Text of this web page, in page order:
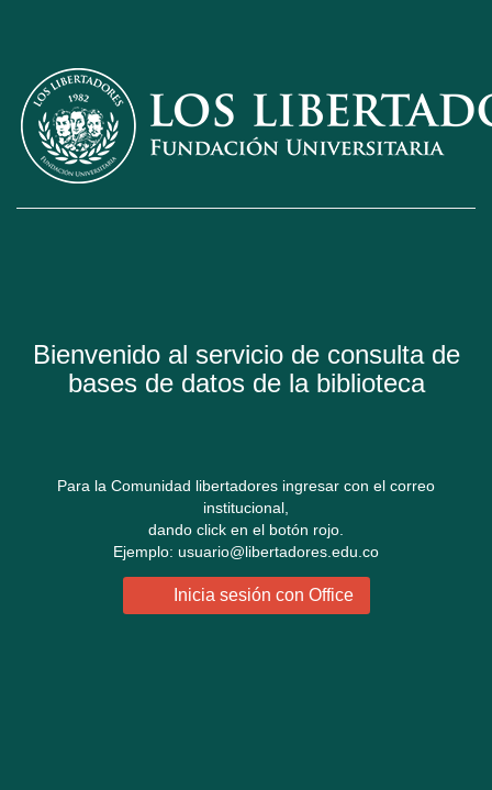
Bienvenido al servicio de consulta de
bases de datos de la biblioteca
Para la Comunidad libertadores ingresar con el correo
institucional,
dando click en el botón rojo.
Ejemplo: usuario@libertadores.edu.co
Inicia sesión con Office